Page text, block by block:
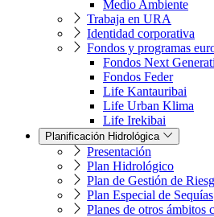
Medio Ambiente
Trabaja en URA
Identidad corporativa
Fondos y programas
Fondos Next
Fondos Feder
Life Kantauribai
Life Urban Klima
Life Irekibai
Planificación Hidrológica
Presentación
Plan Hidrológico
Plan de Gestión de
Plan Especial de Sequías
Planes de otros ámbitos